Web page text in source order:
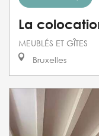
La
MEUBLÉS ET GÎTES
Bruxelles